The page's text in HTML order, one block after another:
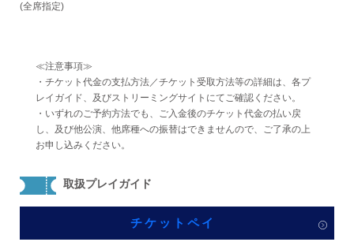
(全席指定)
≪注意事項≫
・チケット代金の支払方法／チケット受取方法等の詳細は、各プ
レイガイド、及びストリーミングサイトにてご確認ください。
・いずれのご予約方法でも、ご入金後のチケット代金の払い戻
し、及び他公演、他席種への振替はできませんので、ご了承の上
お申し込みください。
取扱プレイガイド
チケットペイ